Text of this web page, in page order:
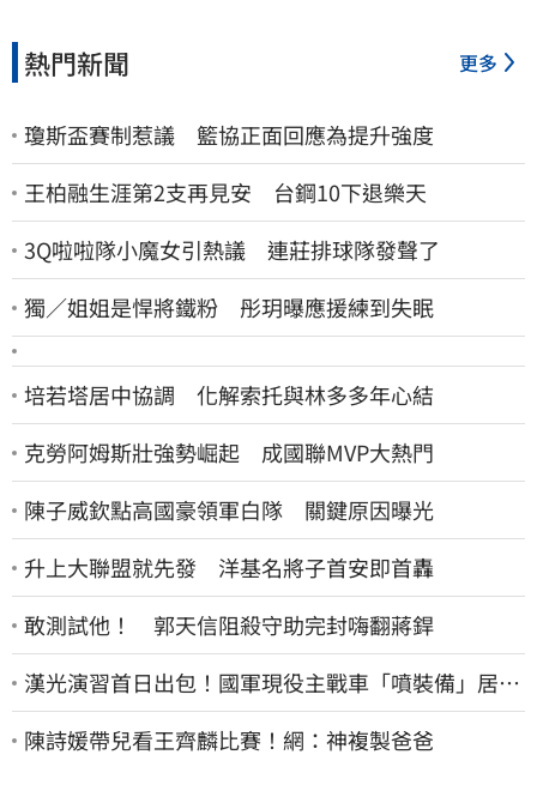
熱門新聞 更多
瓊斯盃賽制惹議 籃協正面回應為提升強度
王柏融生涯第2支再見安 台鋼10下退樂天
3Q啦啦隊小魔女引熱議 連莊排球隊發聲了
獨／姐姐是悍將鐵粉 彤玥曝應援練到失眠
培若塔居中協調 化解索托與林多多年心結
克勞阿姆斯壯強勢崛起 成國聯MVP大熱門
陳子威欽點高國豪領軍白隊 關鍵原因曝光
升上大聯盟就先發 洋基名將子首安即首轟
敢測試他！ 郭天信阻殺守助完封嗨翻蔣銲
漢光演習首日出包！國軍現役主戰車「噴裝備」居民
撿到零件…軍方說話了
陳詩媛帶兒看王齊麟比賽！網：神複製爸爸